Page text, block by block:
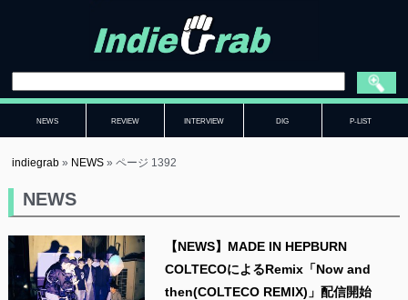
NEWS REVIEW INTERVIEW DIG P-LIST
indiegrab » NEWS »ページ 1392
NEWS
【NEWS】MADE IN HEPBURN
COLTECOによるRemix「Now and
then(COLTECO REMIX)」配信開始